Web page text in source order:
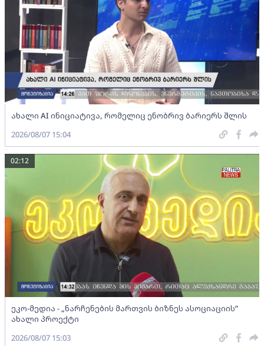
ახალი AI ინიციატივა, რომელიც ენობრივ ბარიერს შლის
2026/08/07 15:04
ეკო-მედია - „ნარჩენების მართვის ბიზნეს ასოციაციის”
ახალი პროექტი
02:12
2026/08/07 15:03